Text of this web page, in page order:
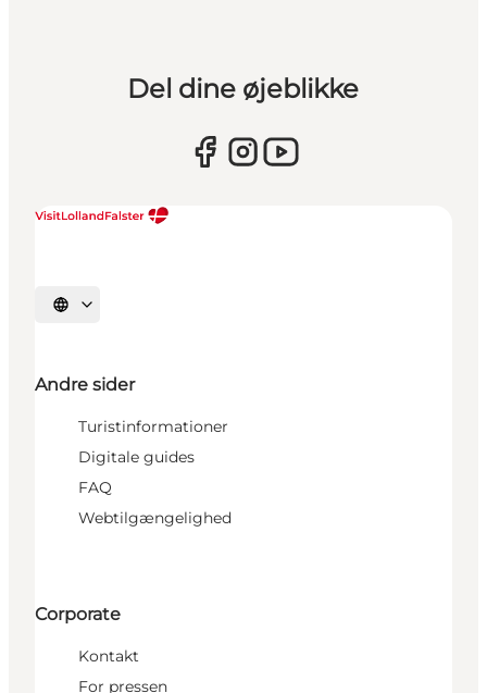
Del dine øjeblikke
Vælg sprog
Andre sider
Turistinformationer
Digitale guides
FAQ
Webtilgængelighed
Corporate
Kontakt
For pressen